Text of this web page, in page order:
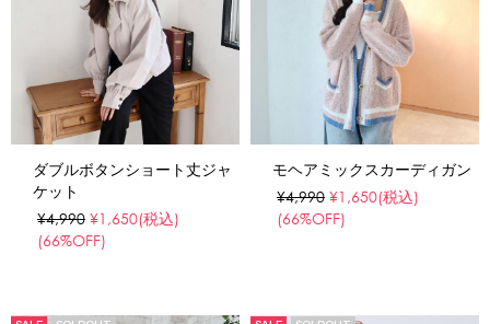
ダブルボタンショート丈ジャ
ケット
¥4,990 ¥1,650(税込)
(66%OFF)
モヘアミックスカーディガン
¥4,990 ¥1,650(税込)
(66%OFF)